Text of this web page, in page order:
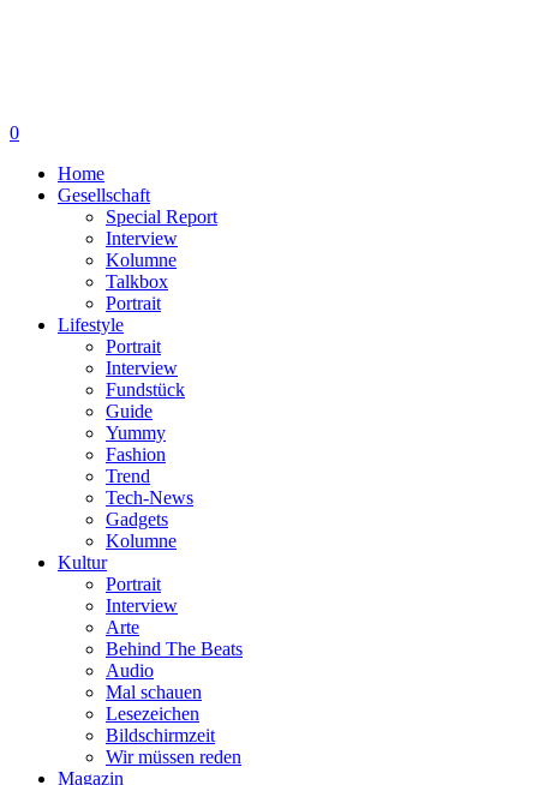
0
Home
Gesellschaft
Special Report
Interview
Kolumne
Talkbox
Portrait
Lifestyle
Portrait
Interview
Fundstück
Guide
Yummy
Fashion
Trend
Tech-News
Gadgets
Kolumne
Kultur
Portrait
Interview
Arte
Behind The Beats
Audio
Mal schauen
Lesezeichen
Bildschirmzeit
Wir müssen reden
Magazin